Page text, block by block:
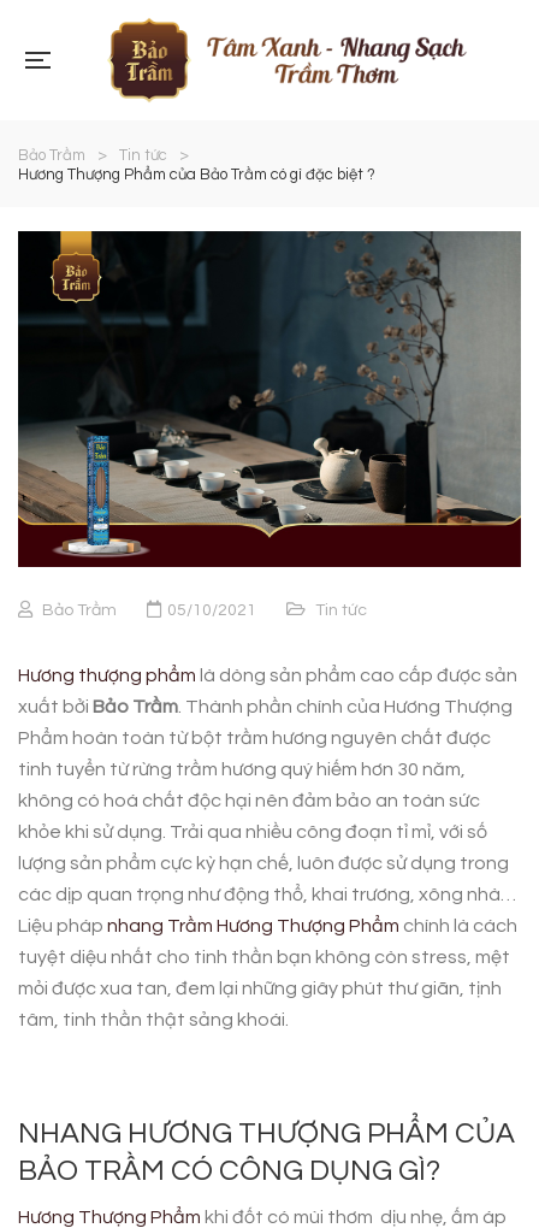
Bảo Trầm > Tin tức
>
Hương Thượng Phẩm của Bảo Trầm có gì đặc biệt ?
Bảo Trầm 05/10/2021 Tin tức
Hương thượng phẩm là dòng sản phẩm cao cấp được sản
xuất bởi Bảo Trầm . Thành phần chính của Hương Thượng
Phẩm hoàn toàn từ bột trầm hương nguyên chất được
tinh tuyển từ rừng trầm hương quý hiếm hơn 30 năm,
không có hoá chất độc hại nên đảm bảo an toàn sức
khỏe khi sử dụng. Trải qua nhiều công đoạn tỉ mỉ, với số
lượng sản phẩm cực kỳ hạn chế, luôn được sử dụng trong
các dịp quan trọng như động thổ, khai trương, xông nhà…
Liệu pháp nhang Trầm Hương Thượng Phẩm chính là cách
tuyệt diệu nhất cho tinh thần bạn không còn stress, mệt
mỏi được xua tan, đem lại những giây phút thư giãn, tịnh
tâm, tinh thần thật sảng khoái.
NHANG HƯƠNG THƯỢNG PHẨM CỦA
BẢO TRẦM CÓ CÔNG DỤNG GÌ?
Hương Thượng Phẩm khi đốt có mùi thơm dịu nhẹ, ấm áp